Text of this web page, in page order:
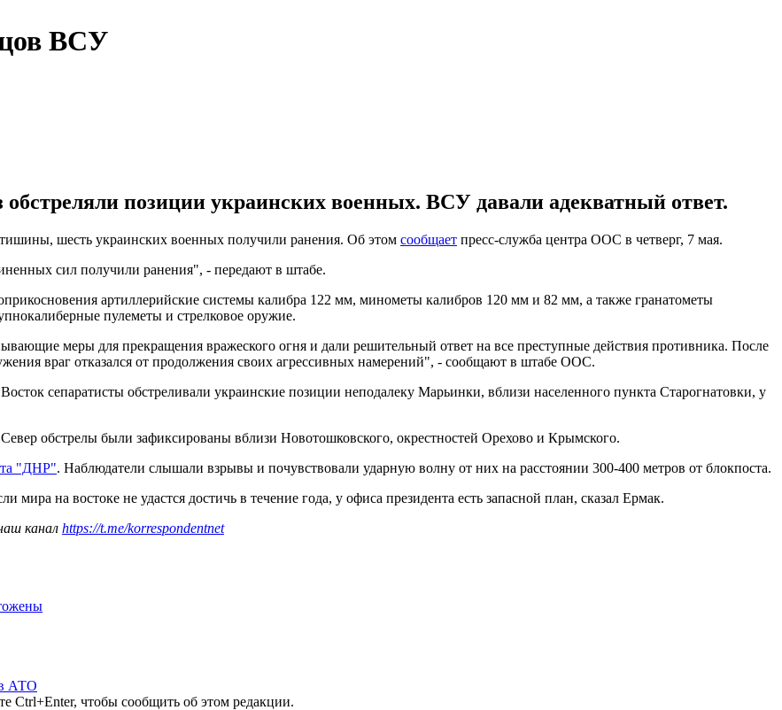
ВСУ
обстреляли позиции украинских военных. ВСУ давали адекватный ответ.
шесть украинских военных получили ранения. Об этом сообщает пресс-служба центра ООС в четверг, 7 мая.
сил получили ранения", - передают в штабе.
артиллерийские системы калибра 122 мм, минометы калибров 120 мм и 82 мм, а также гранатометы
пулеметы и стрелковое оружие.
меры для прекращения вражеского огня и дали решительный ответ на все преступные действия противника. После
враг отказался от продолжения своих агрессивных намерений", - сообщают в штабе ООС.
сепаратисты обстреливали украинские позиции неподалеку Марьинки, вблизи населенного пункта Старогнатовки, у
обстрелы были зафиксированы вблизи Новотошковского, окрестностей Орехово и Крымского.
"ДНР". Наблюдатели слышали взрывы и почувствовали ударную волну от них на расстоянии 300-400 метров от блокпоста.
мира на востоке не удастся достичь в течение года, у офиса президента есть запасной план, сказал Ермак.
канал https://t.me/korrespondentnet
АТО
Ctrl+Enter, чтобы сообщить об этом редакции.